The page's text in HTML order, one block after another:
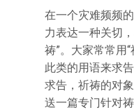
在一个灾难频频
力表达一种关切
祷”。大家常常用“
此类的用语来求
求告，祈祷的对
送一篇专门针对